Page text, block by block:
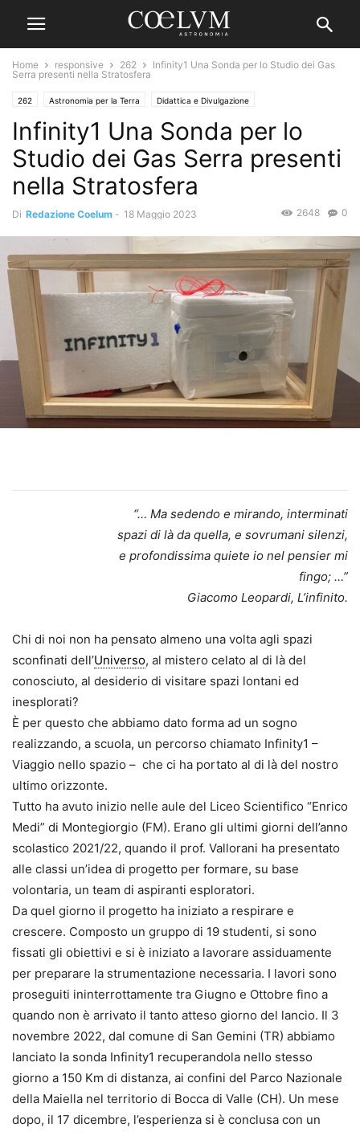
Home responsive 262
Infinity1 Una Sonda per lo Studio dei Gas
Serra presenti nella Stratosfera
262 Astronomia per la Terra Didattica e Divulgazione
Infinity1 Una Sonda per lo
Studio dei Gas Serra presenti
nella Stratosfera
Di Redazione Coelum - 18 Maggio 2023 0
2648
“… Ma sedendo e mirando, interminati
spazi di là da quella, e sovrumani silenzi,
e profondissima quiete io nel pensier mi
fingo; …”
Giacomo Leopardi, L’infinito.
Chi di noi non ha pensato almeno una volta agli spazi
sconfinati dell’Universo, al mistero celato al di là del
conosciuto, al desiderio di visitare spazi lontani ed
inesplorati?
È per questo che abbiamo dato forma ad un sogno
realizzando, a scuola, un percorso chiamato Infinity1 –
Viaggio nello spazio – che ci ha portato al di là del nostro
ultimo orizzonte.
Tutto ha avuto inizio nelle aule del Liceo Scientifico “Enrico
Medi” di Montegiorgio (FM). Erano gli ultimi giorni dell’anno
scolastico 2021/22, quando il prof. Vallorani ha presentato
alle classi un’idea di progetto per formare, su base
volontaria, un team di aspiranti esploratori.
Da quel giorno il progetto ha iniziato a respirare e
crescere. Composto un gruppo di 19 studenti, si sono
fissati gli obiettivi e si è iniziato a lavorare assiduamente
per preparare la strumentazione necessaria. I lavori sono
proseguiti ininterrottamente tra Giugno e Ottobre fino a
quando non è arrivato il tanto atteso giorno del lancio. Il 3
novembre 2022, dal comune di San Gemini (TR) abbiamo
lanciato la sonda Infinity1 recuperandola nello stesso
giorno a 150 Km di distanza, ai confini del Parco Nazionale
della Maiella nel territorio di Bocca di Valle (CH). Un mese
dopo, il 17 dicembre, l’esperienza si è conclusa con un